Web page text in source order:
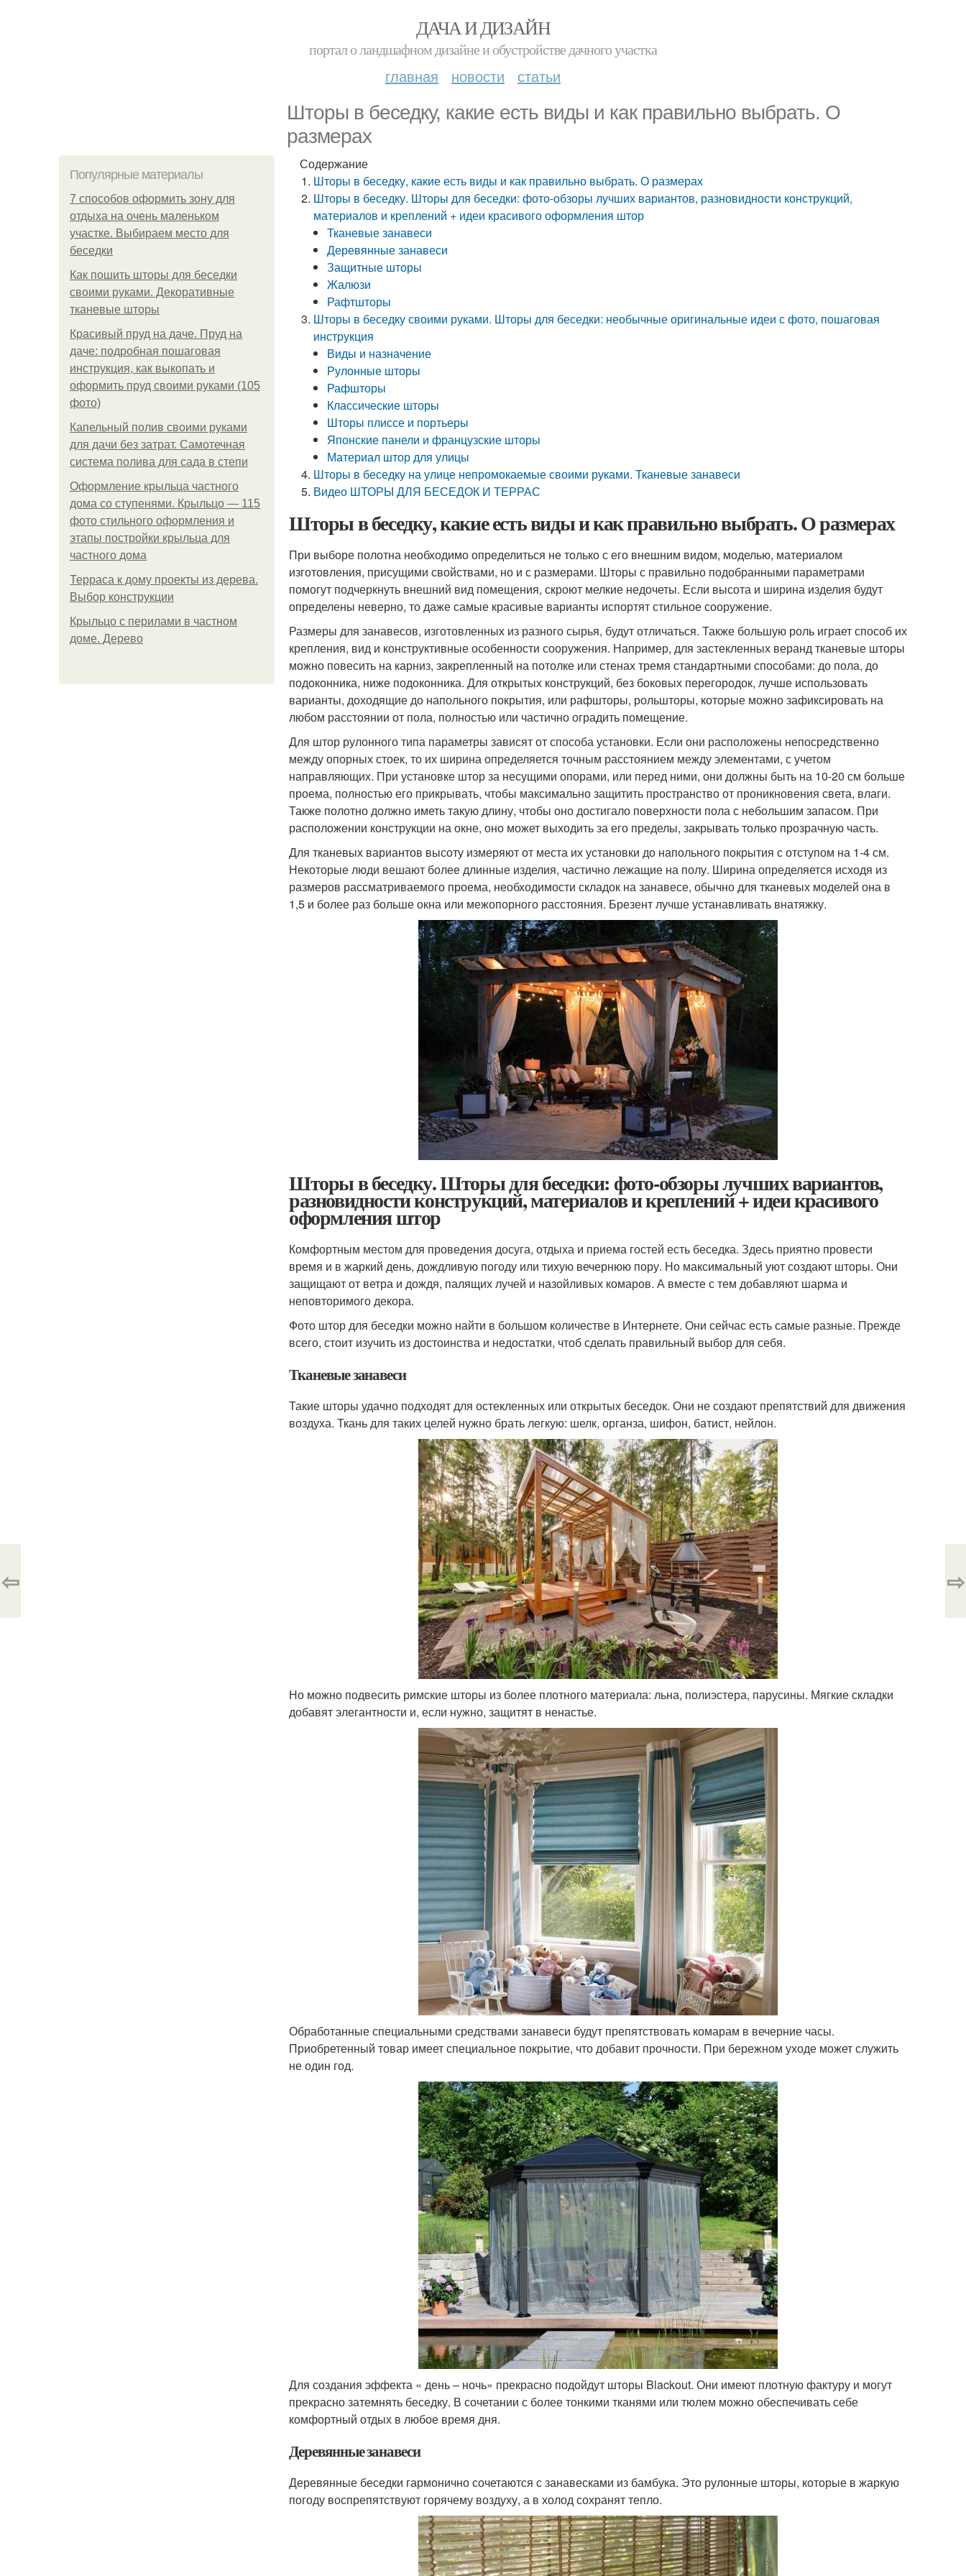
ДАЧА И ДИЗАЙН
портал о ландшафном дизайне и обустройстве дачного участка
главная новости статьи
Шторы в беседку, какие есть виды и как правильно выбрать. О
размерах
Популярные материалы
7 способов оформить зону для
отдыха на очень маленьком
участке. Выбираем место для
беседки
Как пошить шторы для беседки
своими руками. Декоративные
тканевые шторы
Красивый пруд на даче. Пруд на
даче: подробная пошаговая
инструкция, как выкопать и
оформить пруд своими руками (105
фото)
Капельный полив своими руками
для дачи без затрат. Самотечная
система полива для сада в степи
Оформление крыльца частного
дома со ступенями. Крыльцо — 115
фото стильного оформления и
этапы постройки крыльца для
частного дома
Терраса к дому проекты из дерева.
Выбор конструкции
Крыльцо с перилами в частном
доме. Дерево
Содержание
Шторы в беседку, какие есть виды и как правильно выбрать. О размерах
Шторы в беседку. Шторы для беседки: фото-обзоры лучших вариантов, разновидности конструкций,
материалов и креплений + идеи красивого оформления штор
Тканевые занавеси
Деревянные занавеси
Защитные шторы
Жалюзи
Рафтшторы
Шторы в беседку своими руками. Шторы для беседки: необычные оригинальные идеи с фото, пошаговая
инструкция
Виды и назначение
Рулонные шторы
Рафшторы
Классические шторы
Шторы плиссе и портьеры
Японские панели и французские шторы
Материал штор для улицы
Шторы в беседку на улице непромокаемые своими руками. Тканевые занавеси
Видео ШТОРЫ ДЛЯ БЕСЕДОК И ТЕРРАС
Шторы в беседку, какие есть виды и как правильно выбрать. О размерах
При выборе полотна необходимо определиться не только с его внешним видом, моделью, материалом
изготовления, присущими свойствами, но и с размерами. Шторы с правильно подобранными параметрами
помогут подчеркнуть внешний вид помещения, скроют мелкие недочеты. Если высота и ширина изделия будут
определены неверно, то даже самые красивые варианты испортят стильное сооружение.
Размеры для занавесов, изготовленных из разного сырья, будут отличаться. Также большую роль играет способ их
крепления, вид и конструктивные особенности сооружения. Например, для застекленных веранд тканевые шторы
можно повесить на карниз, закрепленный на потолке или стенах тремя стандартными способами: до пола, до
подоконника, ниже подоконника. Для открытых конструкций, без боковых перегородок, лучше использовать
варианты, доходящие до напольного покрытия, или рафшторы, рольшторы, которые можно зафиксировать на
любом расстоянии от пола, полностью или частично оградить помещение.
Для штор рулонного типа параметры зависят от способа установки. Если они расположены непосредственно
между опорных стоек, то их ширина определяется точным расстоянием между элементами, с учетом
направляющих. При установке штор за несущими опорами, или перед ними, они должны быть на 10-20 см больше
проема, полностью его прикрывать, чтобы максимально защитить пространство от проникновения света, влаги.
Также полотно должно иметь такую длину, чтобы оно достигало поверхности пола с небольшим запасом. При
расположении конструкции на окне, оно может выходить за его пределы, закрывать только прозрачную часть.
Для тканевых вариантов высоту измеряют от места их установки до напольного покрытия с отступом на 1-4 см.
Некоторые люди вешают более длинные изделия, частично лежащие на полу. Ширина определяется исходя из
размеров рассматриваемого проема, необходимости складок на занавесе, обычно для тканевых моделей она в
1,5 и более раз больше окна или межопорного расстояния. Брезент лучше устанавливать внатяжку.
Шторы в беседку. Шторы для беседки: фото-обзоры лучших вариантов,
разновидности конструкций, материалов и креплений + идеи красивого
оформления штор
Комфортным местом для проведения досуга, отдыха и приема гостей есть беседка. Здесь приятно провести
время и в жаркий день, дождливую погоду или тихую вечернюю пору. Но максимальный уют создают шторы. Они
защищают от ветра и дождя, палящих лучей и назойливых комаров. А вместе с тем добавляют шарма и
неповторимого декора.
Фото штор для беседки можно найти в большом количестве в Интернете. Они сейчас есть самые разные. Прежде
всего, стоит изучить из достоинства и недостатки, чтоб сделать правильный выбор для себя.
Тканевые занавеси
Такие шторы удачно подходят для остекленных или открытых беседок. Они не создают препятствий для движения
воздуха. Ткань для таких целей нужно брать легкую: шелк, органза, шифон, батист, нейлон.
Но можно подвесить римские шторы из более плотного материала: льна, полиэстера, парусины. Мягкие складки
добавят элегантности и, если нужно, защитят в ненастье.
Обработанные специальными средствами занавеси будут препятствовать комарам в вечерние часы.
Приобретенный товар имеет специальное покрытие, что добавит прочности. При бережном уходе может служить
не один год.
Для создания эффекта « день – ночь» прекрасно подойдут шторы Blackout. Они имеют плотную фактуру и могут
прекрасно затемнять беседку. В сочетании с более тонкими тканями или тюлем можно обеспечивать себе
комфортный отдых в любое время дня.
Деревянные занавеси
Деревянные беседки гармонично сочетаются с занавесками из бамбука. Это рулонные шторы, которые в жаркую
погоду воспрепятствуют горячему воздуху, а в холод сохранят тепло.
⇦ ⇨